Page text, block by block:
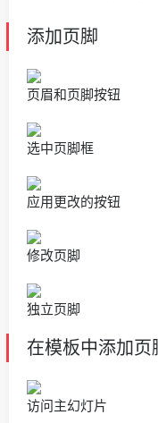
添加页脚
页眉和页脚按钮
选中页脚框
应用更改的按钮
修改页脚
独立页脚
在模板中添加页
访问主幻灯片